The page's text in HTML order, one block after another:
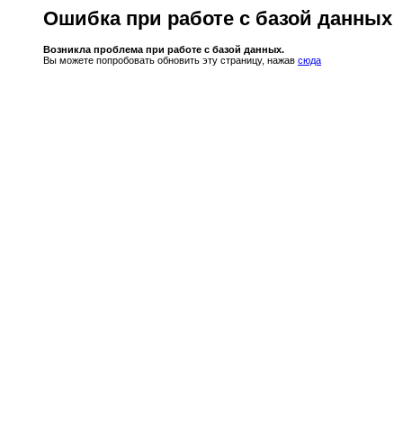
Ошибка при работе с базой данных
Возникла проблема при работе с базой данных.
Вы можете попробовать обновить эту страницу, нажав сюда